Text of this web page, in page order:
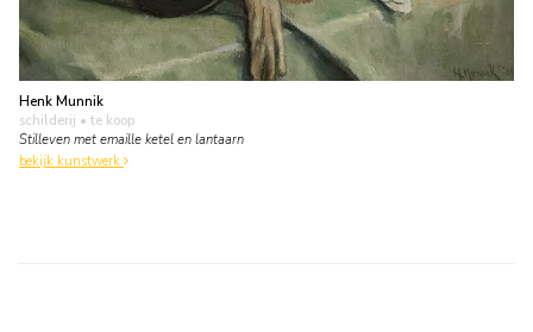
Henk Munnik
schilderij • te koop
Stilleven met emaille ketel en lantaarn
bekijk kunstwerk